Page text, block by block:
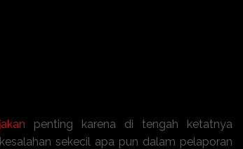
penting karena di tengah ketatnya
sekecil apa pun dalam pelaporan